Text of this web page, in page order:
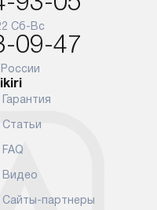
Сб-Вс
09-47
Гарантия
Статьи
FAQ
Видео
Сайты-партнеры